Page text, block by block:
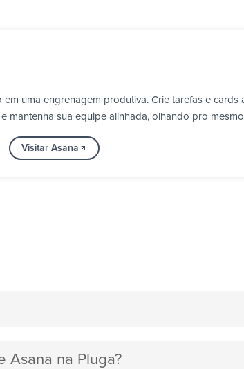
uma engrenagem produtiva. Crie tarefas e
mantenha sua equipe alinhada, olhando pro
Visitar Asana
Asana na Pluga?